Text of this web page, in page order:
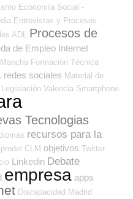
Economía Social -
Entrevistas y Procesos
ADL
Procesos de
de Empleo Internet
Formación Técnica
redes sociales Material de
Legislación Valencia Smartphone
Tecnologias
recursos para la
CLM objetivos Twitter
Linkedin Debate
empresa apps
Discapacidad Madrid